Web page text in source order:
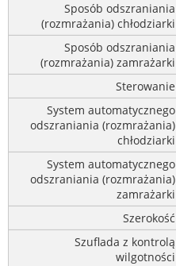
Sposób odszraniania
(rozmrażania) chłodziarki
Sposób odszraniania
(rozmrażania) zamrażarki
Sterowanie
System automatycznego
odszraniania (rozmrażania)
chłodziarki
System automatycznego
odszraniania (rozmrażania)
zamrażarki
Szerokość
Szuflada z kontrolą
wilgotności